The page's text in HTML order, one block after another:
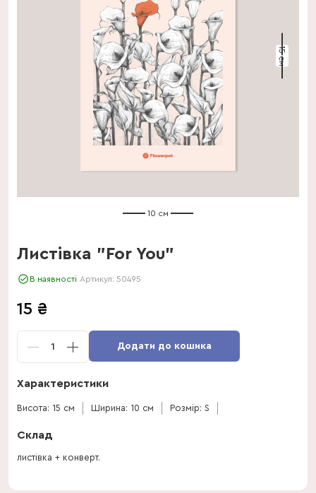
15 см
10 см
Листівка "For You"
В наявності Артикул: 50495
15 ₴
1 Додати до кошика
Характеристики
Висота: 15 см Ширина: 10 см Розмір: S
Склад
листівка + конверт.